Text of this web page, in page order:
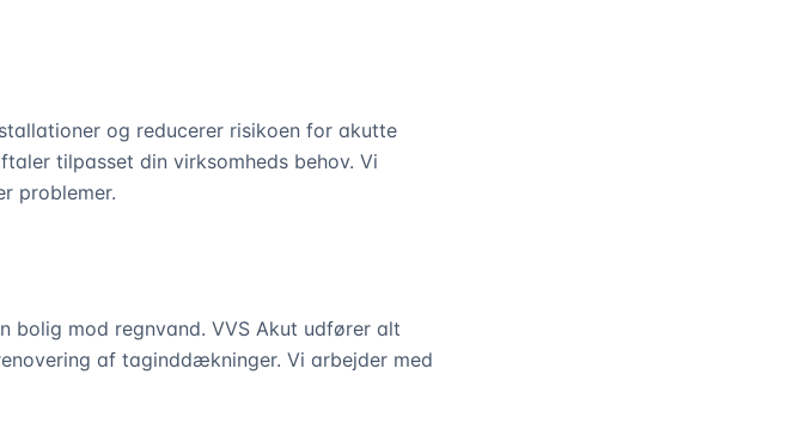
og reducerer risikoen for akutte
tilpasset din virksomheds behov. Vi
problemer.
bolig mod regnvand. VVS Akut udfører alt
af taginddækninger. Vi arbejder med